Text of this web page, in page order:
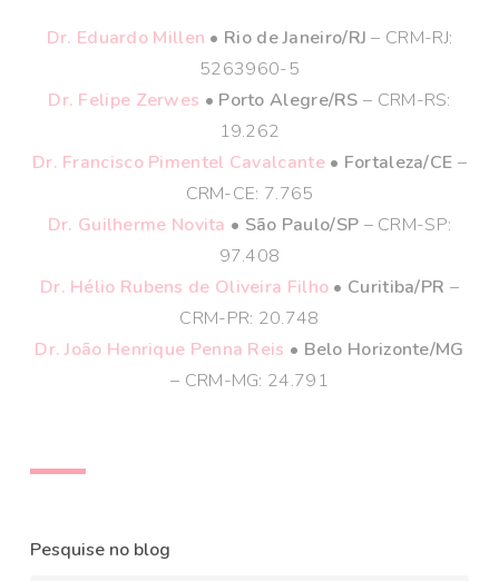
Dr. Eduardo Millen • Rio de Janeiro/RJ – CRM-RJ:
5263960-5
Dr. Felipe Zerwes • Porto Alegre/RS – CRM-RS:
19.262
Dr. Francisco Pimentel Cavalcante• Fortaleza/CE –
CRM-CE: 7.765
Dr. Guilherme Novita • São Paulo/SP – CRM-SP:
97.408
Dr. Hélio Rubens de Oliveira Filho • Curitiba/PR –
CRM-PR: 20.748
Dr. João Henrique Penna Reis • Belo Horizonte/MG
– CRM-MG: 24.791
Pesquise no blog